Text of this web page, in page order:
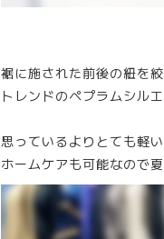
裾に施された前後の紐を
トレンドのペプラムシル
思っているよりとても軽
ホームケアも可能なので